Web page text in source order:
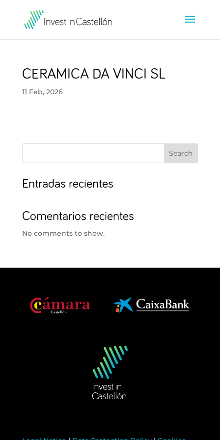
CERAMICA DA VINCI SL
11 Feb, 2026
Search
Entradas recientes
Comentarios recientes
No comments to show.